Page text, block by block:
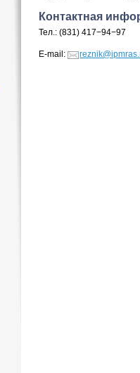
Контактная
Тел.: (831) 417−94−97
E-mail: